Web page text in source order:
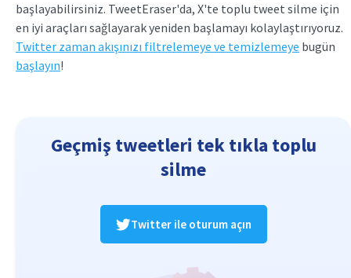
başlayabilirsiniz. TweetEraser'da, X'te toplu tweet silme için
en iyi araçları sağlayarak yeniden başlamayı kolaylaştırıyoruz.
Twitter zaman akışınızı filtrelemeye ve temizlemeye bugün
başlayın!
Geçmiş tweetleri tek tıkla toplu
silme
Twitter ile oturum açın